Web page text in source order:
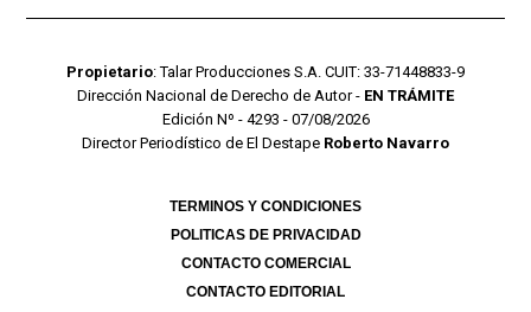
Propietario: Talar Producciones S.A. CUIT: 33-71448833-9
Dirección Nacional de Derecho de Autor - EN TRÁMITE
Edición Nº - 4293 - 07/08/2026
Director Periodístico de El Destape Roberto Navarro
TERMINOS Y CONDICIONES
POLITICAS DE PRIVACIDAD
CONTACTO COMERCIAL
CONTACTO EDITORIAL